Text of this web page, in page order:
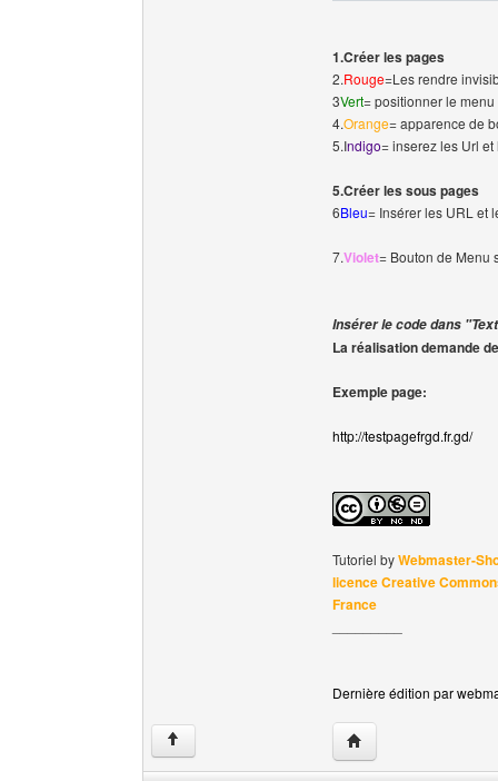
1.Créer les pages
2.Rouge=Les rendre
3Vert= positionner le menu
4.Orange= apparence de
5.Indigo= inserez les Url
5.Créer les sous pages
6Bleu= Insérer les URL et
7.Violet= Bouton de Menu
Insérer le code dans
La réalisation demande
Exemple page:
http://testpagefrgd.fr.gd/
Tutoriel byWebmaster-
licence Creative
France
Dernière édition par
↑ Visiter le site web